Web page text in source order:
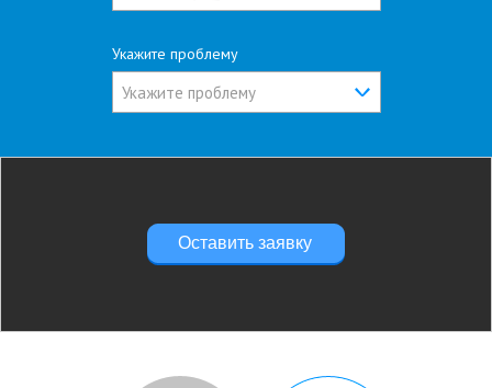
Укажите проблему
Укажите проблему
Оставить заявку